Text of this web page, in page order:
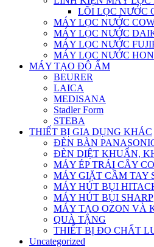
LÕI LỌC NƯỚC
MÁY LỌC NƯỚC
MÁY LỌC NƯỚC
MÁY LỌC NƯỚC
MÁY LỌC NƯỚC
MÁY TẠO ĐỘ ẨM
BEURER
LAICA
MEDISANA
Stadler Form
STEBA
THIẾT BỊ GIA DỤNG KHÁC
ĐÈN BÀN
ĐÈN DIỆT KHUẨN,
MÁY ÉP TRÁI CÂY
MÁY GIẶT CẦM TAY
MÁY HÚT BỤI
MÁY HÚT BỤI SHARP
MÁY TẠO OZON VÀ
QUÀ TẶNG
THIẾT BỊ ĐO CHẤT
Uncategorized